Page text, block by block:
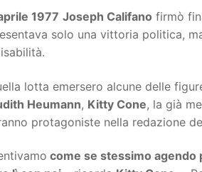
1977 Joseph Califano firmò
solo una vittoria politica,
lotta emersero alcune delle
Heumann, Kitty Cone, la già
protagoniste nella redazione
come se stessimo agendo